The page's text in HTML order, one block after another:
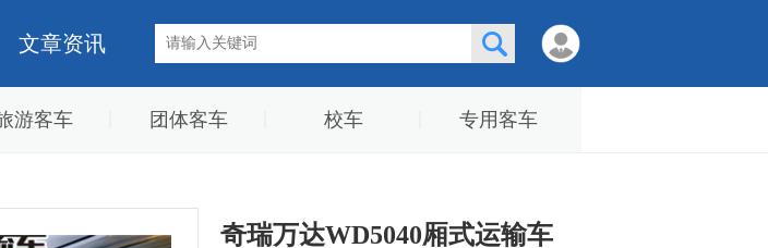
文章资讯
游客车 团体客车 校车 专用客车
奇瑞万达WD5040厢式运输车